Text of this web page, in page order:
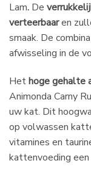
Lam. De
verteerbaaren
smaak. De
afwisseling in de
Hethoge gehalte
Animonda Carny
uw kat. Dit
op volwassen
vitamines en
kattenvoeding